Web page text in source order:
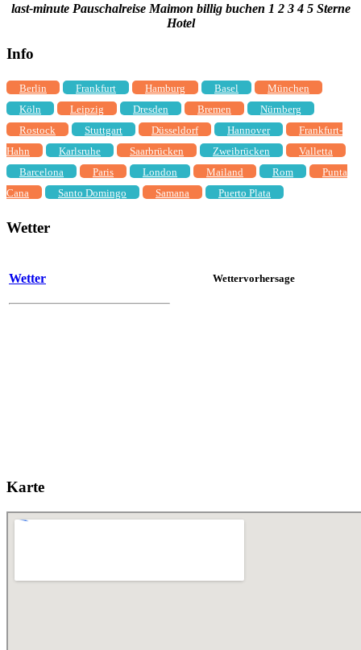
last-minute Pauschalreise Maimon billig buchen 1 2 3 4 5 Sterne
Hotel
Info
Berlin Frankfurt Hamburg Basel
München
Köln
Leipzig Dresden Bremen
Nürnberg
Rostock
Stuttgart Düsseldorf Hannover
Frankfurt-
Hahn
Karlsruhe Saarbrücken Zweibrücken
Valletta
Barcelona
Paris London Mailand Rom
Punta
Cana
Santo Domingo Samana Puerto Plata
Wetter
Wetter Wettervorhersage
Karte